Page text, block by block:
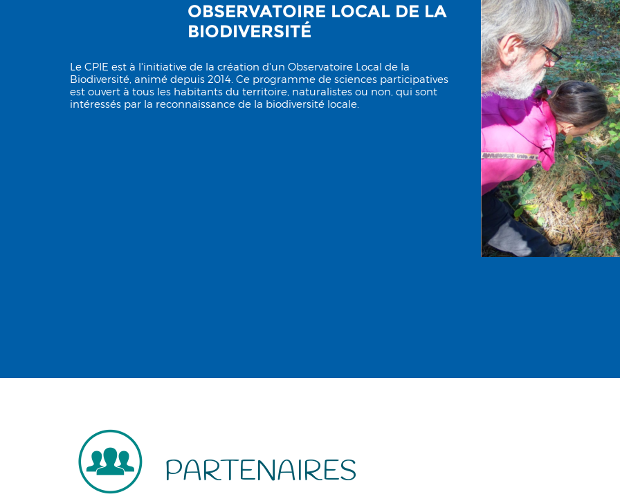
OBSERVATOIRE LOCAL DE LA
BIODIVERSITÉ
Le CPIE est à l'initiative de la création d'un Observatoire Local de la
Biodiversité, animé depuis 2014. Ce programme de sciences participatives
est ouvert à tous les habitants du territoire, naturalistes ou non, qui sont
intéressés par la reconnaissance de la biodiversité locale.
PARTENAIRES